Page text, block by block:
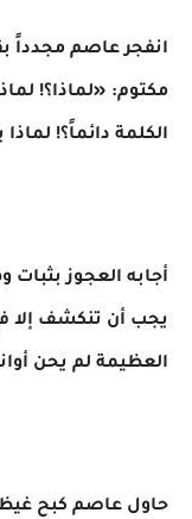
​انفجر عاصم
مكتوم: «لماذا؟!
الكلمة دائماً؟!
أجابه العجوز بثبات
يجب أن تنكشف إلا
العظيمة لم يحن
​حاول عاصم كبح